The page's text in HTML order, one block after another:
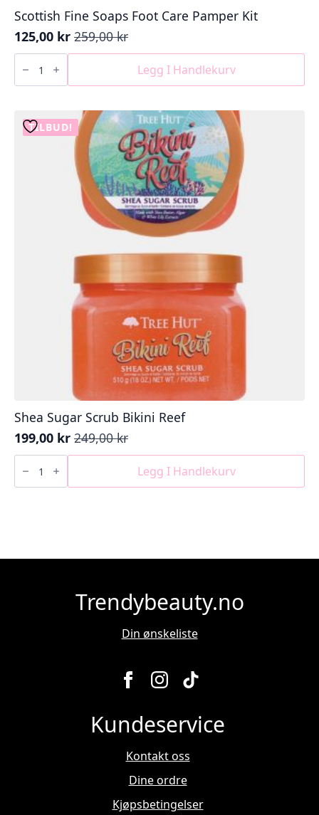
Scottish Fine Soaps Foot Care Pamper Kit
259,00kr
Opprinnelig
pris
var:
259,00 kr.
125,00 kr
Nåværende
pris
er:
125,00 kr.
Scottish
Fine
Soaps
Foot
Kit
antall
Legg I Handlekurv
TILBUD!
Shea Sugar Scrub Bikini Reef
249,00kr
Opprinnelig
pris
var:
249,00 kr.
199,00 kr
Nåværende
pris
er:
199,00 kr.
Shea
Sugar
Scrub
Bikini
Legg I Handlekurv
Trendybeauty.no
Din ønskeliste
Kundeservice
Kontakt oss
Dine ordre
Kjøpsbetingelser